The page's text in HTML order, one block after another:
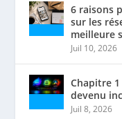
6 raisons
sur les
meilleure
Juil 10, 2026
Chapitre
devenu
Juil 8, 2026